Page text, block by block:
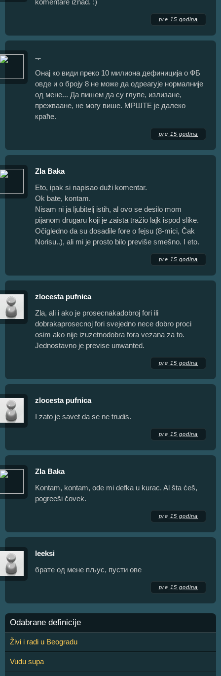
pre 15 godina
.,.
Онај ко види преко 10 милиона дефиниција о ФБ
овде и о броју 8 не може да одреагује нормалније
од мене... Да пишем да су глупе, излизане,
прежваане, не могу више. МРШТЕ је далеко
краће.
pre 15 godina
Zla Baka
Eto, ipak si napisao duži komentar.
Ok bate, kontam.
Nisam ni ja ljubitelj istih, al ovo se desilo mom
pijanom drugaru koji je zaista tražio lajk ispod slike.
Očigledno da su dosadile fore o fejsu (8-mici, Čak
Norisu..), ali mi je prosto bilo previše smešno. I eto.
pre 15 godina
zlocesta pufnica
Zla, ali i ako je prosecnakadobroj fori ili
dobrakaprosecnoj fori svejedno nece dobro proci
osim ako nije izuzetnodobra fora vezana za to.
Jednostavno je previse unwanted.
pre 15 godina
zlocesta pufnica
I zato je savet da se ne trudis.
pre 15 godina
Zla Baka
Kontam, kontam, ode mi defka u kurac. Al šta ćeš,
pogreeši čovek.
pre 15 godina
leeksi
брате од мене пљус, пусти ове
pre 15 godina
Odabrane definicije
Živi i radi u Beogradu
Vudu supa